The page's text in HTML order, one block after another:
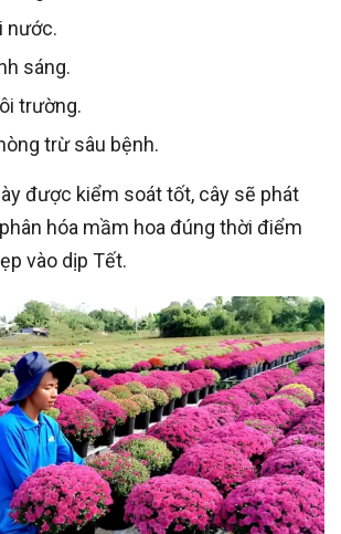
nước.
sáng.
trường.
trừ sâu bệnh.
được kiểm soát tốt, cây sẽ phát
hóa mầm hoa đúng thời điểm
vào dịp Tết.